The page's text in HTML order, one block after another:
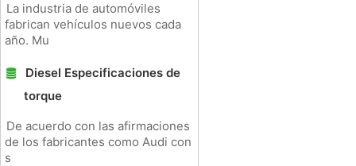
La industria de automóviles
fabrican vehículos nuevos cada
año. Mu
Diesel Especificaciones de
torque
De acuerdo con las afirmaciones
de los fabricantes como Audi con
s